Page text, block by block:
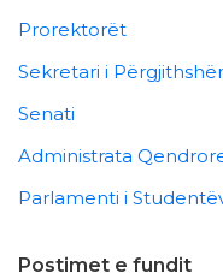
Prorektorët
Sekretari i
Senati
Administrata
Parlamenti i
Postimet e fundit